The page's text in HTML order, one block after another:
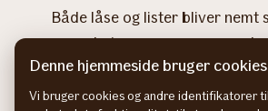
Både låse og lister bliver nemt
og ved at rengøre og smøre
låseolie og silikonefedt, kan du
problemer i forkøbet.
Denne hjemmeside bruger cookies
Vi bruger cookies og andre identifikatorer